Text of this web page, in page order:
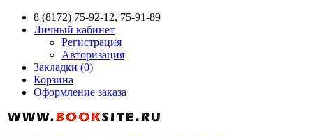
8 (8172) 75-92-12, 75-91-89
Личный кабинет
Регистрация
Авторизация
Закладки (0)
Корзина
Оформление заказа